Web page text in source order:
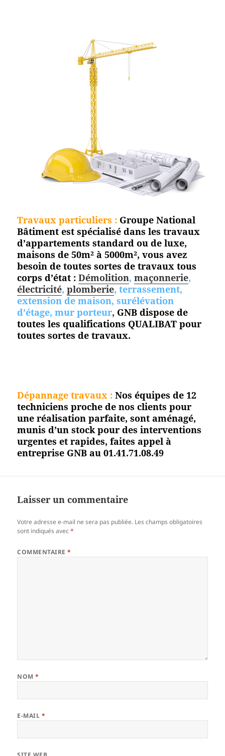
Travaux particuliers : Groupe National
Bâtiment est spécialisé dans les travaux
d’appartements standard ou de luxe,
maisons de 50m² à 5000m², vous avez
besoin de toutes sortes de travaux tous
corps d’état : Démolition,maçonnerie,
électricité,plomberie, terrassement,
extension de maison, surélévation
d’étage, mur porteur, GNB dispose de
toutes les qualifications QUALIBAT pour
toutes sortes de travaux.
Dépannage travaux : Nos équipes de 12
techniciens proche de nos clients pour
une réalisation parfaite, sont aménagé,
munis d’un stock pour des interventions
urgentes et rapides, faites appel à
entreprise GNB au 01.41.71.08.49
Laisser un commentaire
Votre adresse e-mail ne sera pas publiée. Les champs obligatoires
sont indiqués avec*
COMMENTAIRE*
NOM*
E-MAIL *